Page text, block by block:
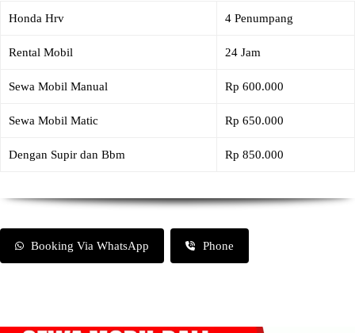
Honda Hrv 4 Penumpang
Rental Mobil 24 Jam
Sewa Mobil Manual Rp 600.000
Sewa Mobil Matic Rp 650.000
Dengan Supir dan Bbm Rp 850.000
Booking Via WhatsApp Phone